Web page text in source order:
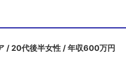
20代後半女性
年収600万円